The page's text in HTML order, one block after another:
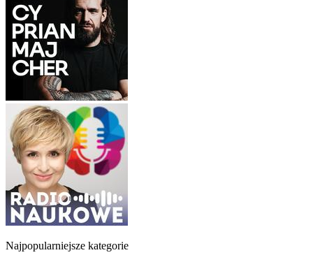
Najpopularniejsze kategorie